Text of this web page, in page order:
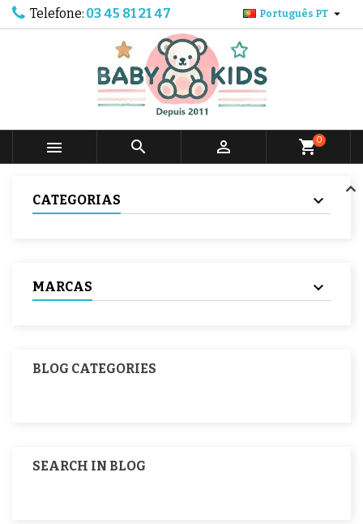
Telefone: 03 45 81 21 47 Português PT 
   shopping_cart0
CATEGORIAS
MARCAS
BLOG CATEGORIES
SEARCH IN BLOG